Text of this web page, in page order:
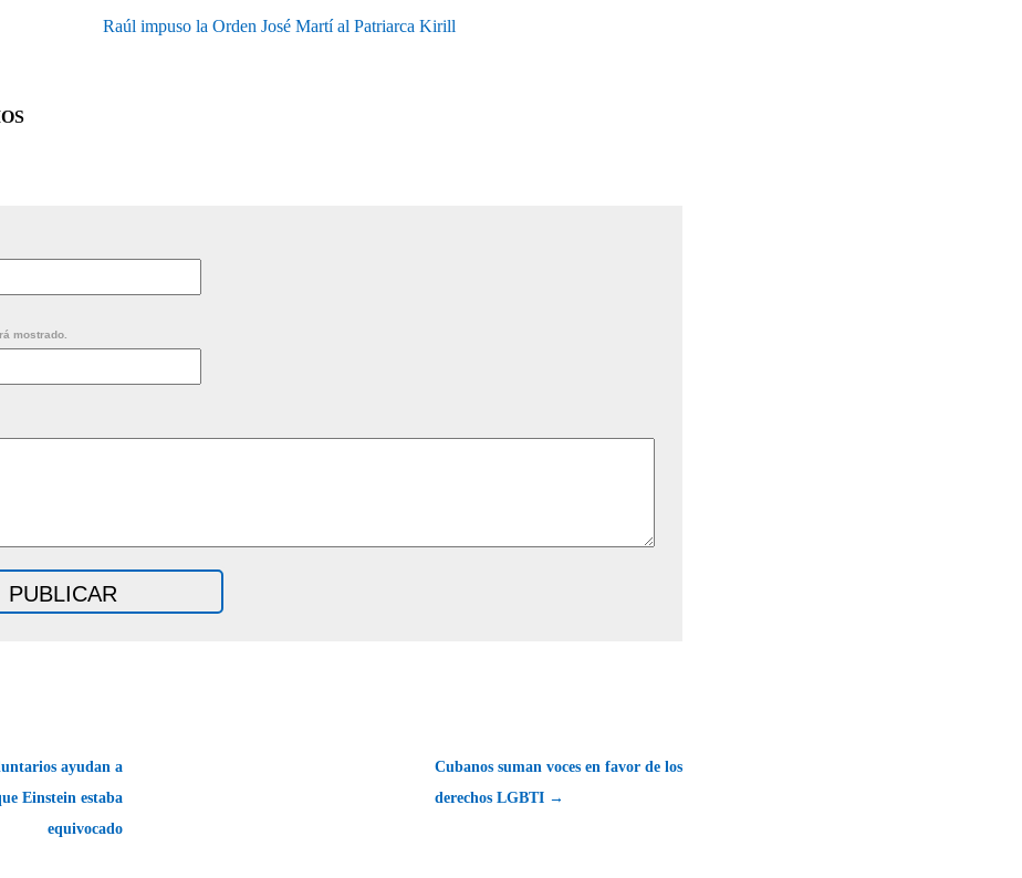
Raúl impuso la Orden José Martí al Patriarca Kirill
mostrado.
ayudan a
Einstein estaba
equivocado
Cubanos suman voces en favor de los
derechos LGBTI →